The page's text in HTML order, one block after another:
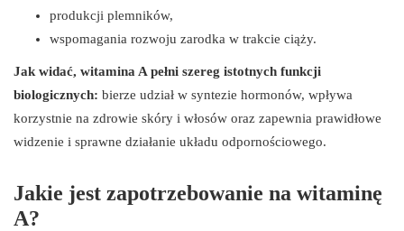
produkcji plemników,
wspomagania rozwoju zarodka w trakcie ciąży.
Jak widać, witamina A pełni szereg istotnych funkcji
biologicznych: bierze udział w syntezie hormonów, wpływa
korzystnie na zdrowie skóry i włosów oraz zapewnia prawidłowe
widzenie i sprawne działanie układu odpornościowego.
Jakie jest zapotrzebowanie na witaminę
A?